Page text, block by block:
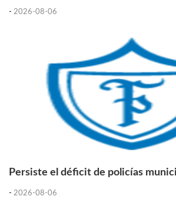
- 2026-08-06
Persiste el déficit de policías
- 2026-08-06